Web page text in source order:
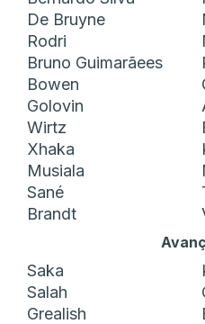
De Bruyne
Rodri
Bruno Guimarãees
Bowen
Golovin
Wirtz
Xhaka
Musiala
Sané
Brandt
Saka
Salah
Grealish